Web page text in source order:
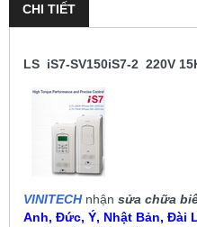
CHI TIẾT
LS iS7-SV150iS7-2 220V
VINITECHnhận sửa chữa
Anh, Đức, Ý, Nhật Bản, Đài